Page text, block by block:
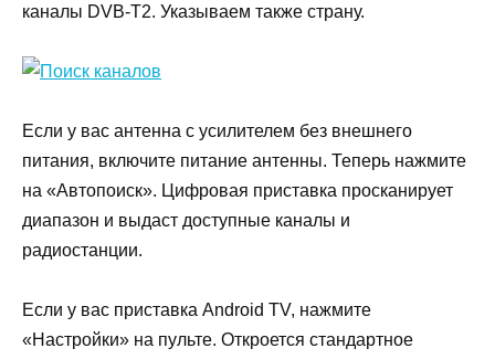
каналы DVB-T2. Указываем также страну.
Если у вас антенна с усилителем без внешнего
питания, включите питание антенны. Теперь нажмите
на «Автопоиск». Цифровая приставка просканирует
диапазон и выдаст доступные каналы и
радиостанции.
Если у вас приставка Android TV, нажмите
«Настройки» на пульте. Откроется стандартное